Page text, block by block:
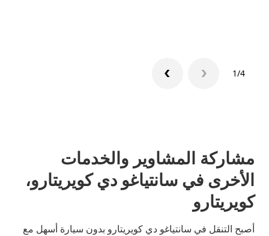
1/4
مشاركة المشاوير والخدمات
الأخرى في سانتياغو دي كويريتارو،
كويريتارو
أصبح التنقل في سانتياغو دي كويريتارو بدون سيارة أسهل مع